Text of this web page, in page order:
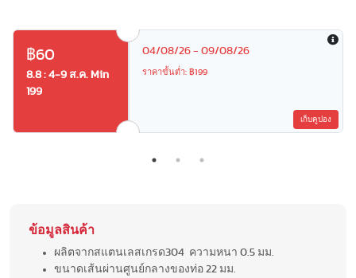
฿60
8.8 : 4-9 ส.ค. Min
199
04/08/26 - 09/08/26
ราคาขั้นต่ำ: ฿199
เก็บคูปอง
ข้อมูลสินค้า
ผลิตจากสแตนเลสเกรด304 ความหนา 0.5 มม.
ขนาดเส้นผ่านศูนย์กลางของท่อ 22 มม.